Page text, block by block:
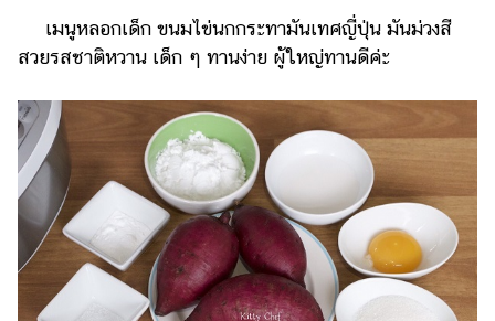
ทอง
น้ำมัน
วา
ไร
ตี้
แต่งงาน
แม่
เมนูหลอกเด็ก ขนมไข่นกกระทามันเทศญี่ปุ่น มันม่วงสี
สวยรสชาติหวาน เด็ก ๆ ทานง่าย ผู้ใหญ่ทานดีค่ะ